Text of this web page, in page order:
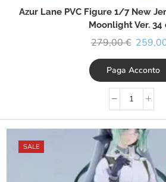
Azur Lane PVC Figure 1/7 New
Moonlight Ver. 34
279,00€
Paga Acconto
SALE